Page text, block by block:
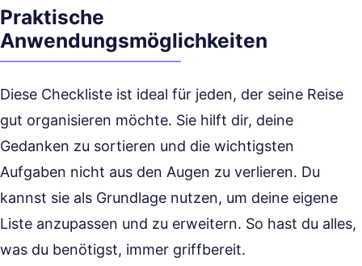
Praktische
Anwendungsmöglichkeiten
Diese Checkliste ist ideal für jeden, der seine Reise
gut organisieren möchte. Sie hilft dir, deine
Gedanken zu sortieren und die wichtigsten
Aufgaben nicht aus den Augen zu verlieren. Du
kannst sie als Grundlage nutzen, um deine eigene
Liste anzupassen und zu erweitern. So hast du alles,
was du benötigst, immer griffbereit.